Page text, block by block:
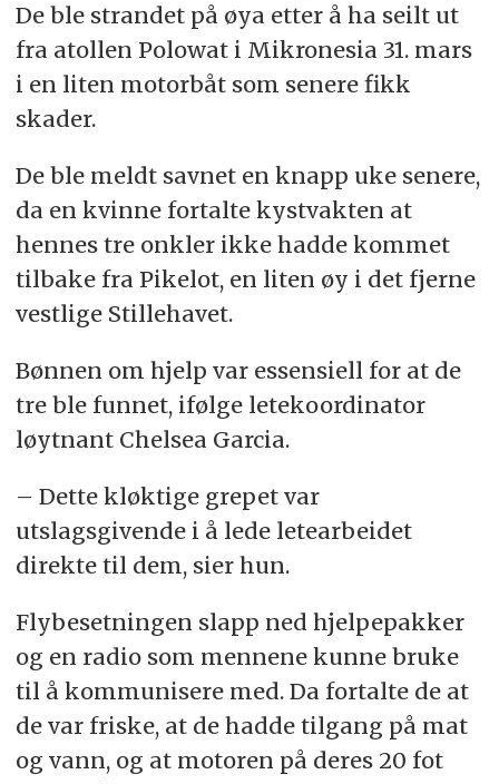
De ble strandet på øya etter å ha seilt ut
fra atollen Polowat i Mikronesia 31. mars
i en liten motorbåt som senere fikk
skader.
De ble meldt savnet en knapp uke senere,
da en kvinne fortalte kystvakten at
hennes tre onkler ikke hadde kommet
tilbake fra Pikelot, en liten øy i det fjerne
vestlige Stillehavet.
Bønnen om hjelp var essensiell for at de
tre ble funnet, ifølge letekoordinator
løytnant Chelsea Garcia.
– Dette kløktige grepet var
utslagsgivende i å lede letearbeidet
direkte til dem, sier hun.
Flybesetningen slapp ned hjelpepakker
og en radio som mennene kunne bruke
til å kommunisere med. Da fortalte de at
de var friske, at de hadde tilgang på mat
og vann, og at motoren på deres 20 fot